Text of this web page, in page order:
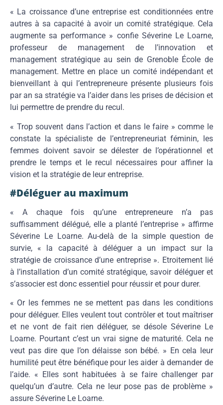
« La croissance d’une entreprise est conditionnées entre
autres à sa capacité à avoir un comité stratégique. Cela
augmente sa performance » confie Séverine Le Loarne,
professeur de management de l’innovation et
management stratégique au sein de Grenoble École de
management. Mettre en place un comité indépendant et
bienveillant à qui l’entrepreneure présente plusieurs fois
par an sa stratégie va l’aider dans les prises de décision et
lui permettre de prendre du recul.
« Trop souvent dans l’action et dans le faire » comme le
constate la spécialiste de l’entrepreneuriat féminin, les
femmes doivent savoir se délester de l’opérationnel et
prendre le temps et le recul nécessaires pour affiner la
vision et la stratégie de leur entreprise.
#Déléguer au maximum
« A chaque fois qu’une entrepreneure n’a pas
suffisamment délégué, elle a planté l’entreprise » affirme
Séverine Le Loarne. Au-delà de la simple question de
survie, « la capacité à déléguer a un impact sur la
stratégie de croissance d’une entreprise ». Etroitement lié
à l’installation d’un comité stratégique, savoir déléguer et
s’associer est donc essentiel pour réussir et pour durer.
« Or les femmes ne se mettent pas dans les conditions
pour déléguer. Elles veulent tout contrôler et tout maîtriser
et ne vont de fait rien déléguer, se désole Séverine Le
Loarne. Pourtant c’est un vrai signe de maturité. Cela ne
veut pas dire que l’on délaisse son bébé. » En cela leur
humilité peut être bénéfique pour les aider à demander de
l’aide. « Elles sont habituées à se faire challenger par
quelqu’un d’autre. Cela ne leur pose pas de problème »
assure Séverine Le Loarne.